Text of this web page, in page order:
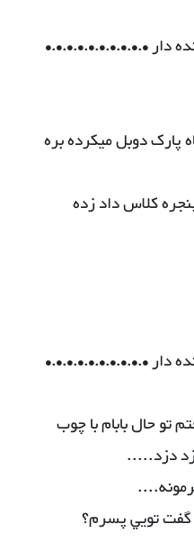
دار •.•.•.•.•.•.•.•.•.•
دوبل میکرده بره
کلاس داد زده
دار •.•.•.•.•.•.•.•.•.•
تو حال بابام با چوب
دزد.....
تويي پسرم؟